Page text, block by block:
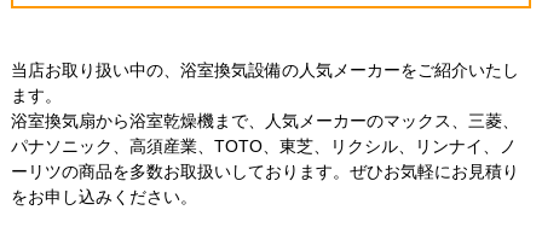
福岡県筑紫野市 千葉県千葉市
当店お取り扱い中の、浴室換気設備の人気メーカーをご紹介いたし
ます。
浴室換気扇から浴室乾燥機まで、人気メーカーのマックス、三菱、
パナソニック、高須産業、TOTO、東芝、リクシル、リンナイ、ノ
ーリツの商品を多数お取扱いしております。ぜひお気軽にお見積り
をお申し込みください。